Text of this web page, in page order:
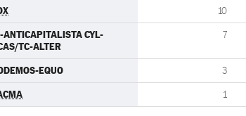
10
ANTICAPITALISTA CYL-
TC-ALTER
7
EQUO 3
1